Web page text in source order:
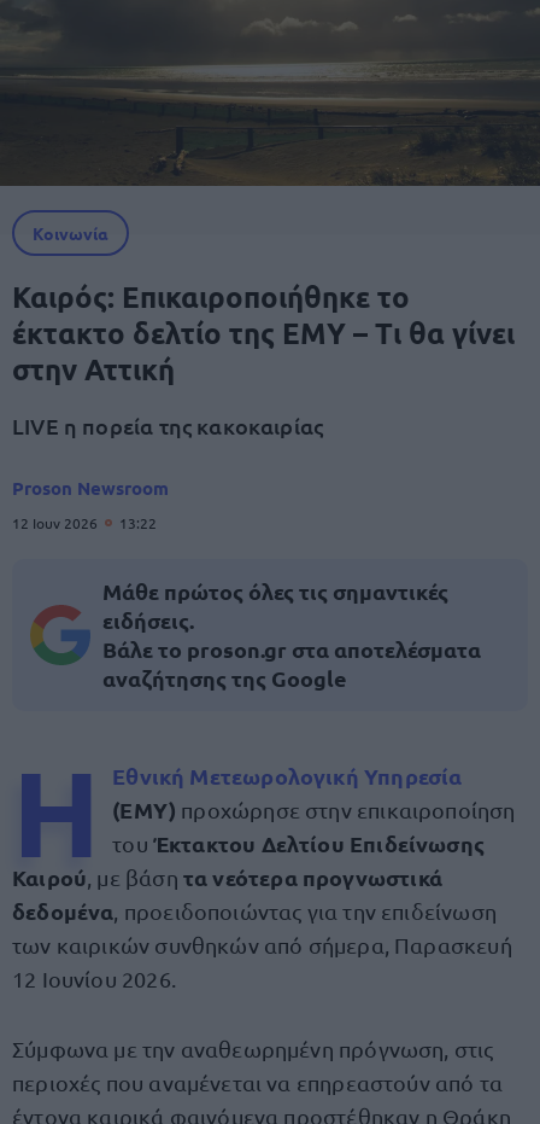
Κοινωνία
Καιρός: Επικαιροποιήθηκε το
έκτακτο δελτίο της ΕΜΥ – Τι θα γίνει
στην Αττική
LIVE η πορεία της κακοκαιρίας
Proson Newsroom
12 Ιουν 2026 13:22
Μάθε πρώτος όλες τις σημαντικές
ειδήσεις.
Βάλε το proson.gr στα αποτελέσματα
αναζήτησης της Google
Η
Εθνική Μετεωρολογική Υπηρεσία
(ΕΜΥ) προχώρησε στην επικαιροποίηση
του Έκτακτου Δελτίου Επιδείνωσης
Καιρού , με βάση τα νεότερα προγνωστικά
δεδομένα , προειδοποιώντας για την επιδείνωση
των καιρικών συνθηκών από σήμερα, Παρασκευή
12 Ιουνίου 2026.
Σύμφωνα με την αναθεωρημένη πρόγνωση, στις
περιοχές που αναμένεται να επηρεαστούν από τα
έντονα καιρικά φαινόμενα προστέθηκαν η Θράκη